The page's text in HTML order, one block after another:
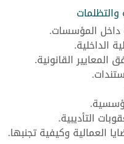
والتظلمات
داخل المؤسسات.
الداخلية.
القانونية.
التأديبية.
العمالية وكيفية تجنبها.